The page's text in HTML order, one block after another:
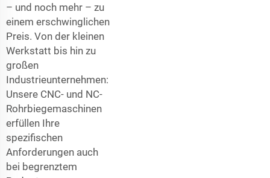
– und noch mehr – zu
einem erschwinglichen
Preis. Von der kleinen
Werkstatt bis hin zu
großen
Industrieunternehmen:
Unsere CNC- und NC-
Rohrbiegemaschinen
erfüllen Ihre
spezifischen
Anforderungen auch
bei begrenztem